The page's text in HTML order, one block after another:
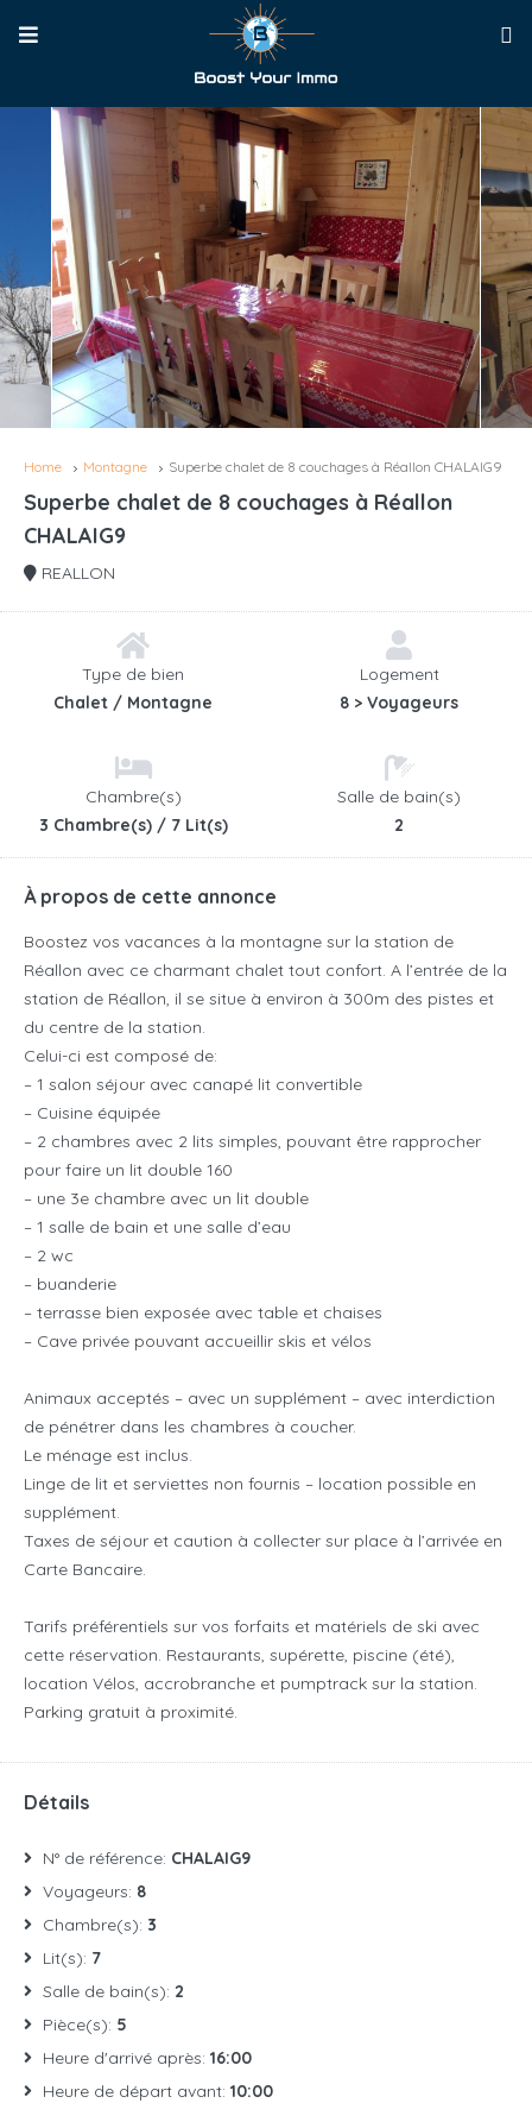
Home Montagne Superbe chalet de 8 couchages à Réallon CHALAIG9
Superbe chalet de 8 couchages à Réallon
CHALAIG9
REALLON
Type de bien
Chalet / Montagne
Logement
8 > Voyageurs
Chambre(s)
3 Chambre(s) / 7 Lit(s)
Salle de bain(s)
2
À propos de cette annonce
Boostez vos vacances à la montagne sur la station de
Réallon avec ce charmant chalet tout confort. A l’entrée de la
station de Réallon, il se situe à environ à 300m des pistes et
du centre de la station.
Celui-ci est composé de:
– 1 salon séjour avec canapé lit convertible
– Cuisine équipée
– 2 chambres avec 2 lits simples, pouvant être rapprocher
pour faire un lit double 160
– une 3e chambre avec un lit double
– 1 salle de bain et une salle d’eau
– 2 wc
– buanderie
– terrasse bien exposée avec table et chaises
– Cave privée pouvant accueillir skis et vélos
Animaux acceptés – avec un supplément – avec interdiction
de pénétrer dans les chambres à coucher.
Le ménage est inclus.
Linge de lit et serviettes non fournis – location possible en
supplément.
Taxes de séjour et caution à collecter sur place à l’arrivée en
Carte Bancaire.
Tarifs préférentiels sur vos forfaits et matériels de ski avec
cette réservation. Restaurants, supérette, piscine (été),
location Vélos, accrobranche et pumptrack sur la station.
Parking gratuit à proximité.
Détails
N° de référence: CHALAIG9
Voyageurs: 8
Chambre(s): 3
Lit(s): 7
Salle de bain(s): 2
Pièce(s): 5
Heure d'arrivé après: 16:00
Heure de départ avant: 10:00